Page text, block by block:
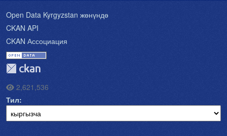
Open Data Kyrgyzstan жөнүндө
CKAN API
CKAN Ассоциация
2,621,536
Тил